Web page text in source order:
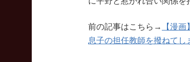
前の記事はこちら→
【漫
息子の担任教師を撥ねて